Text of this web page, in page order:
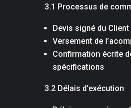
3.1 Processus de
Devis signé du Client
Versement de
Confirmation écrite
spécifications
3.2 Délais d’exécution